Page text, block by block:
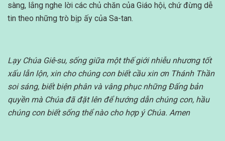
sàng, lắng nghe lời các chủ chăn của Giáo hội, chứ đừng dễ
tin theo những trò bịp ấy của Sa-tan.
Lạy Chúa Giê-su, sống giữa một thế giới nhiễu nhương tốt
xấu lẫn lộn, xin cho chúng con biết cầu xin ơn Thánh Thần
soi sáng, biết biện phân và vâng phục những Đấng bản
quyền mà Chúa đã đặt lên để hướng dẫn chúng con, hầu
chúng con biết sống thể nào cho hợp ý Chúa. Amen